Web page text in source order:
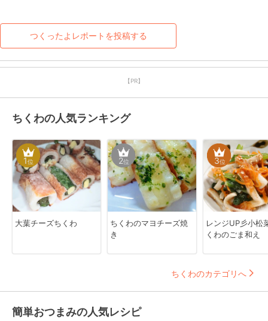
つくったよレポートを投稿する
【PR】
ちくわの人気ランキング
1位
大葉チーズちくわ
2位
ちくわのマヨチーズ焼
き
3位
レンジUP彡小松
くわのごま和え
ちくわのカテゴリへ
簡単おつまみの人気レシピ